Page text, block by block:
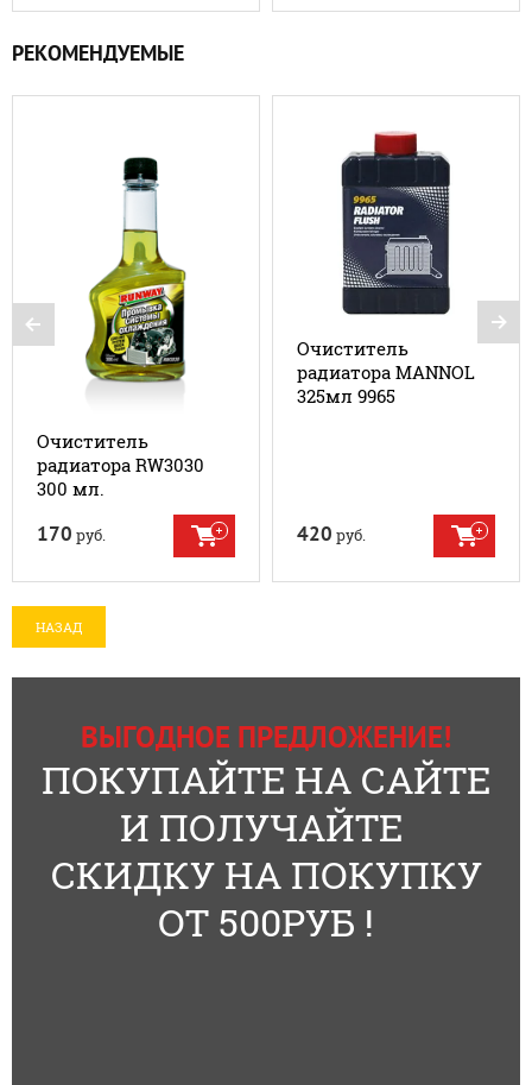
РЕКОМЕНДУЕМЫЕ
Очиститель
радиатора RW3030
300 мл.
170 руб.
Очиститель
радиатора MANNOL
325мл 9965
420 руб.
НАЗАД
ВЫГОДНОЕ ПРЕДЛОЖЕНИЕ!
ПОКУПАЙТЕ НА САЙТЕ
И ПОЛУЧАЙТЕ
СКИДКУ НА ПОКУПКУ
ОТ 500РУБ !